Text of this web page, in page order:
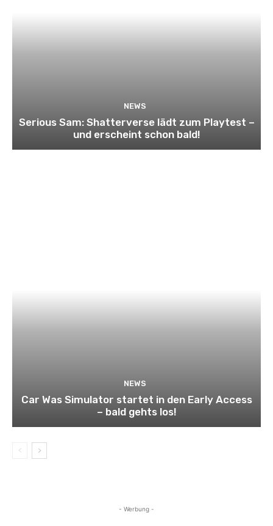
NEWS
Serious Sam: Shatterverse lädt zum Playtest –
und erscheint schon bald!
NEWS
Car Was Simulator startet in den Early Access
– bald gehts los!
- Werbung -